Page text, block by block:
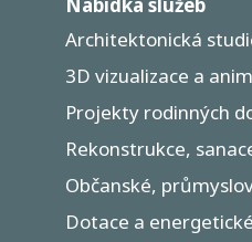
Architektonická
3D vizualizace a
Projekty rodinných
Rekonstrukce,
Občanské,
Dotace a